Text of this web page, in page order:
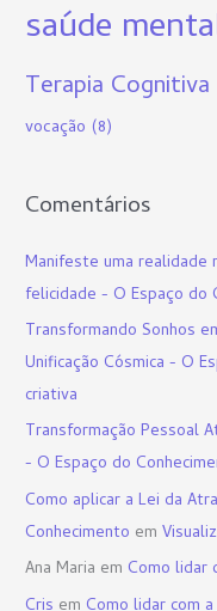
saúde
Terapia
vocação (8)
Comentários
Manifeste uma realidade
felicidade - O Espaço do
Transformando Sonhos
Unificação Cósmica - O
criativa
Transformação Pessoal
- O Espaço do
Como aplicar a Lei da
Conhecimento em
Ana Maria em Como lidar